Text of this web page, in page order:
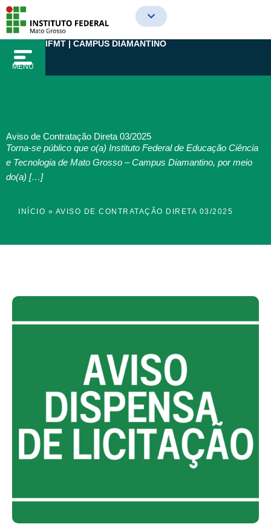
para
conteúdo
MENU
IFMT | CAMPUS DIAMANTINO
Aviso de Contratação Direta 03/2025
Torna-se público que o(a) Instituto Federal de Educação Ciência
e Tecnologia de Mato Grosso – Campus Diamantino, por meio
do(a) […]
INÍCIO » AVISO DE CONTRATAÇÃO DIRETA 03/2025